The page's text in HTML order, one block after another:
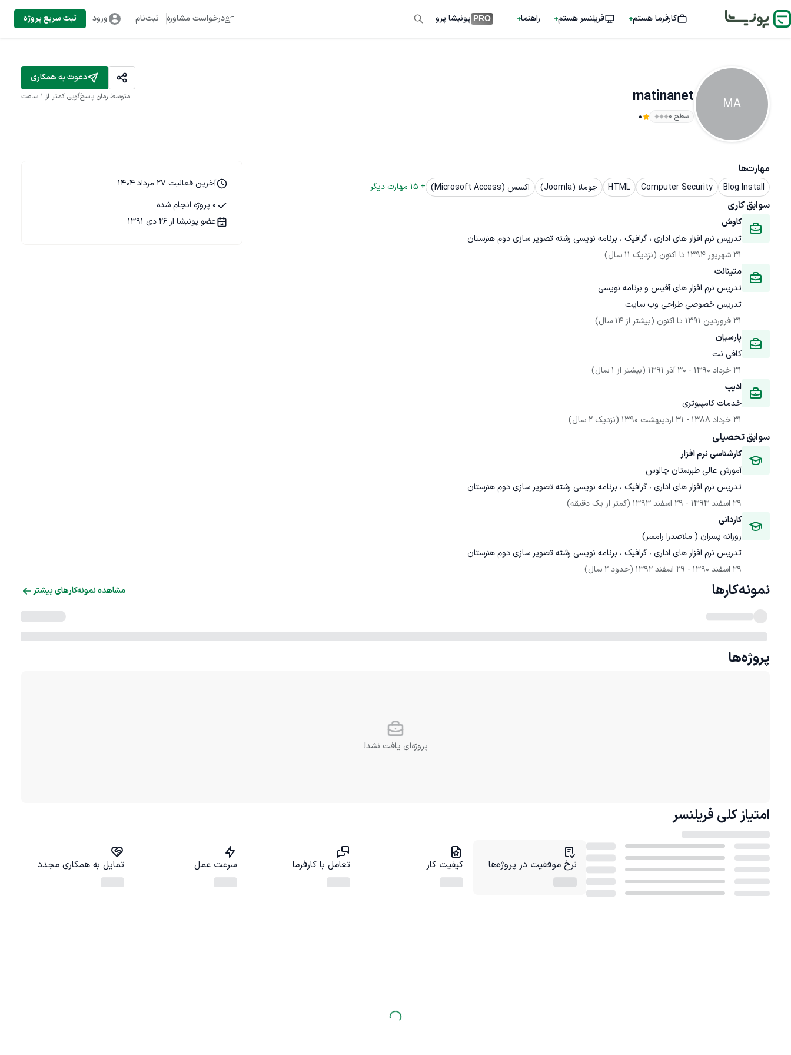
کارفرما هستم فریلنسر هستم راهنما PRO پونیشا پرو درخواست مشاوره ثبت‌نام ورود ثبت سریع پروژه
MA
matinanet
سطح ۰ 0
دعوت به همکاری
متوسط زمان پاسخ‌گویی کمتر از 1 ساعت
مهارت‌ها
Blog Install
Computer Security
HTML جوملا (Joomla) اکسس (Microsoft Access) +
15 مهارت دیگر
سوابق کاری
کاوش
تدریس نرم افزار های اداری ، گرافیک ، برنامه نویسی رشته تصویر سازی دوم هنرستان
31 شهریور 1394
تا اکنون (نزدیک 11 سال)
متینانت
تدریس خصوصی طراحی وب سایت
31 فروردین 1391
تا اکنون (بیشتر از 14 سال)
پارسیان
کافی نت
31 خرداد 1390
- 30 آذر 1391
(بیشتر از 1 سال)
ادیب
خدمات کامپیوتری
31 خرداد 1388
- 31 اردیبهشت 1390 (نزدیک 2 سال)
سوابق تحصیلی
کارشناسی نرم افزار
آموزش عالی طبرستان چالوس
تدریس نرم افزار های اداری ، گرافیک ، برنامه نویسی رشته تصویر سازی دوم هنرستان
29 اسفند 1393
- 29 اسفند 1393
(کمتر از یک دقیقه)
کاردانی
روزانه پسران ( ملاصدرا رامسر)
تدریس نرم افزار های اداری ، گرافیک ، برنامه نویسی رشته تصویر سازی دوم هنرستان
29 اسفند 1390
- 29 اسفند 1392 (حدود 2 سال)
آخرین فعالیت 27 مرداد 1404
0 پروژه انجام شده
عضو پونیشا از 26 دی 1391
نمونه‌کارها مشاهده نمونه‌کارهای بیشتر
پروژه‌ها
پروژه‌ای یافت نشد!
امتیاز کلی فریلنسر
نرخ موفقیت در پروژه‌ها کیفیت کار تعامل با کارفرما سرعت عمل تمایل به همکاری مجدد